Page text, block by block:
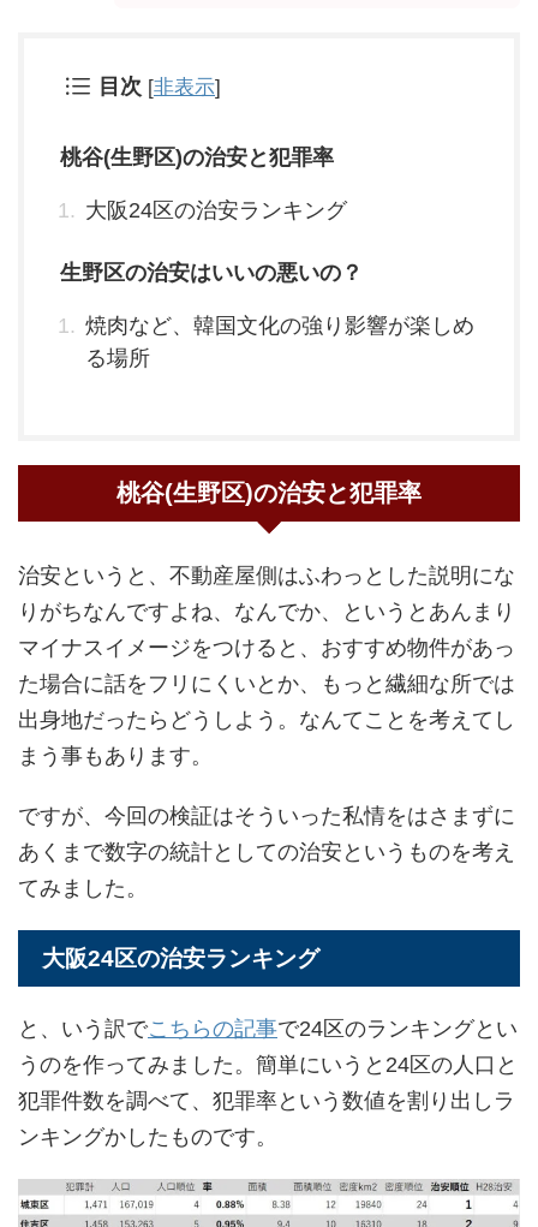
目次 [非表示]
桃谷(生野区)の治安と犯罪率
大阪24区の治安ランキング
生野区の治安はいいの悪いの？
焼肉など、韓国文化の強り影響が楽しめ
る場所
桃谷(生野区)の治安と犯罪率
治安というと、不動産屋側はふわっとした説明にな
りがちなんですよね、なんでか、というとあんまり
マイナスイメージをつけると、おすすめ物件があっ
た場合に話をフリにくいとか、もっと繊細な所では
出身地だったらどうしよう。なんてことを考えてし
まう事もあります。
ですが、今回の検証はそういった私情をはさまずに
あくまで数字の統計としての治安というものを考え
てみました。
大阪24区の治安ランキング
と、いう訳でこちらの記事で24区のランキングとい
うのを作ってみました。簡単にいうと24区の人口と
犯罪件数を調べて、犯罪率という数値を割り出しラ
ンキングかしたものです。